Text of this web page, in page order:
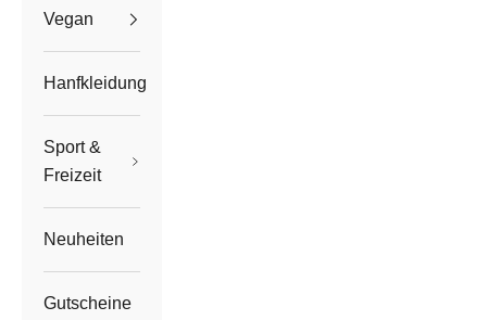
Vegan
Hanfkleidung
Sport &
Freizeit
Neuheiten
Gutscheine